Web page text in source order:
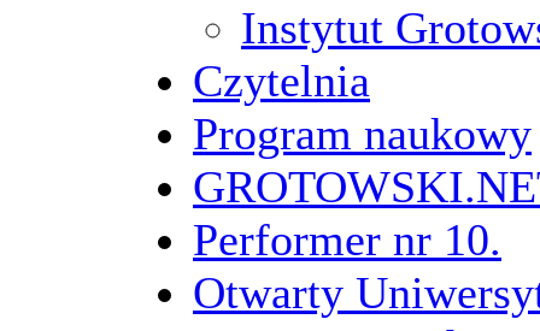
Instytut
Czytelnia
Program naukowy
Performer nr 10.
Otwarty